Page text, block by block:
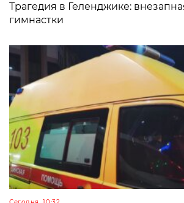
Трагедия в Геленджике:
гимнастки